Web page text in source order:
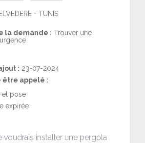
- TUNIS
la demande : Trouver une
: 23-07-2024
être appelé :
et pose
expirée
voudrais installer une pergola